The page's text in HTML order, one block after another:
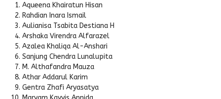
Aqueena Khairatun Hisan
Rahdian Inara Ismail
Aulianisa Tsabita Destiana H
Arshaka Virendra Alfarazel
Azalea Khaliqa Al-Anshari
Sanjung Chendra Lunalupita
M. Althafandra Mauza
Athar Addarul Karim
Gentra Zhafi Aryasatya